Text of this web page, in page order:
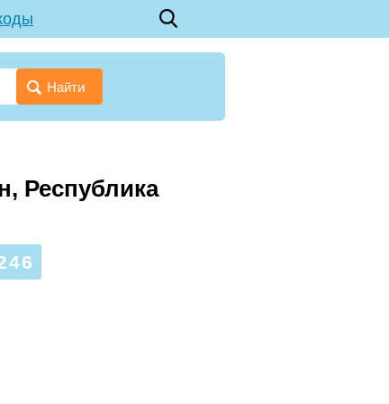
Найти
Республика